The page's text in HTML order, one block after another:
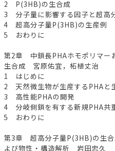
2 P(3HB)の生合成
3 分子量に影響する因子と超高
4 超高分子量P(3HB)の生産例
5 おわりに
第2章 中鎖長PHAホモポリマー
生合成 宮原佑宜，柘植丈治
1 はじめに
2 天然微生物が生産するPHAと
3 高性能PHAの開発
4 分岐側鎖を有する新規PHA共
5 おわりに
第3章 超高分子量P(3HB)の生合
よび物性・構造解析 岩田忠久